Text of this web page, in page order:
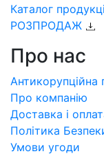
Каталог
РОЗПРОДАЖ
Про нас
Антикорупційна
Про компанію
Доставка і
Політика
Умови угоди